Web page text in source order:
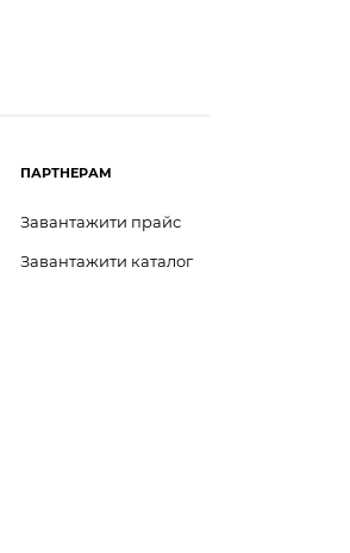
ПАРТНЕРАМ
Завантажити прайс
Завантажити каталог